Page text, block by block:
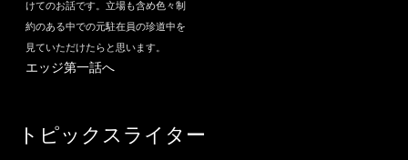
けてのお話です。立場も含め色々制
約のある中での元駐在員の珍道中を
見ていただけたらと思います。
エッジ第一話へ
トピックスライター